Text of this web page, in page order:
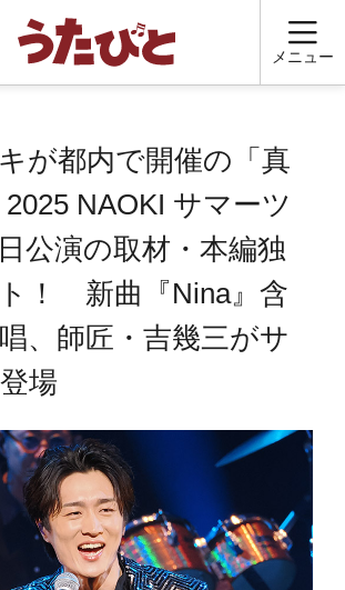
メニュー
が都内で開催の「真
NAOKI サマーツ
公演の取材・本編独
！ 新曲『Nina』含
、師匠・吉幾三がサ
場